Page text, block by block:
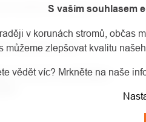
S vaším souhlasem
v korunách stromů, občas
můžeme zlepšovat kvalitu
vědět víc? Mrkněte na naše
pružností a odolností
záchranu nebo
v temných podmínkách